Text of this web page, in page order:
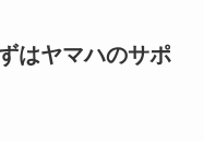
はヤマハのサポ